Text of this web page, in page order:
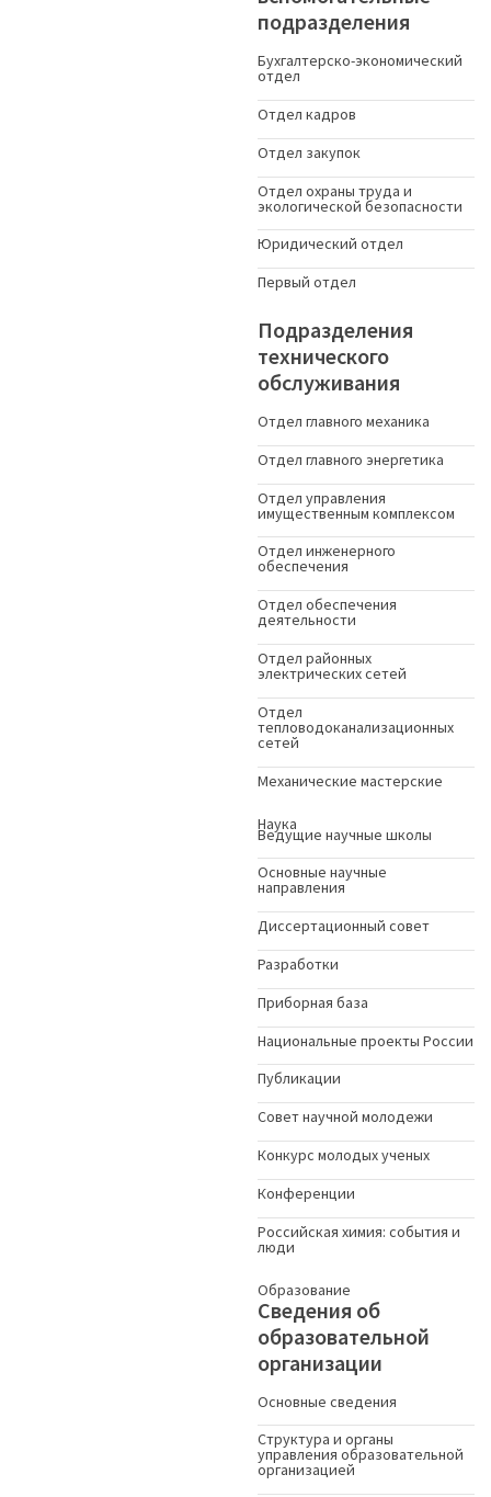
подразделения
Бухгалтерско-экономический
отдел
Отдел кадров
Отдел закупок
Отдел охраны труда и
экологической безопасности
Юридический отдел
Первый отдел
Подразделения
технического
обслуживания
Отдел главного механика
Отдел главного энергетика
Отдел управления
имущественным комплексом
Отдел инженерного
обеспечения
Отдел обеспечения
деятельности
Отдел районных
электрических сетей
Отдел
тепловодоканализационных
сетей
Механические мастерские
Наука
Ведущие научные школы
Основные научные
направления
Диссертационный совет
Разработки
Приборная база
Национальные проекты России
Публикации
Совет научной молодежи
Конкурс молодых ученыx
Конференции
Российская химия: события и
люди
Образование
Сведения об
образовательной
организации
Основные сведения
Структура и органы
управления образовательной
организацией